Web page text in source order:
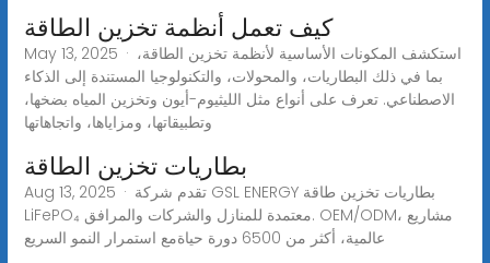
كيف تعمل أنظمة تخزين الطاقة
May 13, 2025 · استكشف المكونات الأساسية لأنظمة تخزين الطاقة،
بما في ذلك البطاريات، والمحولات، والتكنولوجيا المستندة إلى الذكاء
الاصطناعي. تعرف على أنواع مثل الليثيوم-أيون وتخزين المياه بضخها،
وتطبيقاتها، ومزاياها، واتجاهاتها
بطاريات تخزين الطاقة
Aug 13, 2025 · تقدم شركة GSL ENERGY بطاريات تخزين طاقة
LiFePO₄ معتمدة للمنازل والشركات والمرافق. OEM/ODM، مشاريع
عالمية، أكثر من 6500 دورة حياةمع استمرار النمو السريع